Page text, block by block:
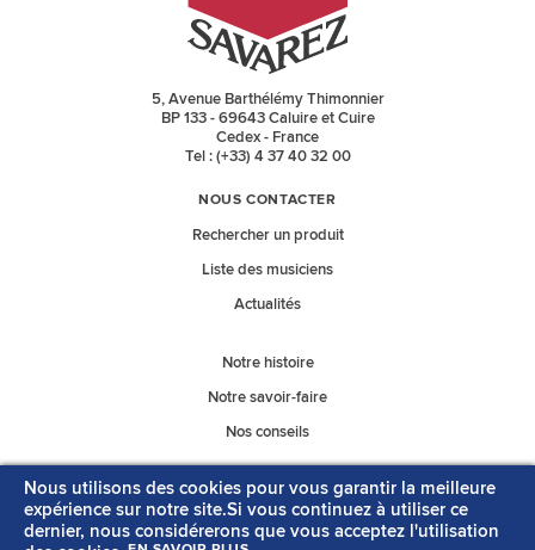
5, Avenue Barthélémy Thimonnier
BP 133 - 69643 Caluire et Cuire
Cedex - France
Tel : (+33) 4 37 40 32 00
NOUS CONTACTER
Rechercher un produit
Liste des musiciens
Actualités
Notre histoire
Notre savoir-faire
Nos conseils
Nos catalogues
Nous utilisons des cookies pour vous garantir la meilleure
expérience sur notre site.Si vous continuez à utiliser ce
dernier, nous considérerons que vous acceptez l'utilisation